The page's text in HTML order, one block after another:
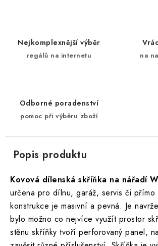
Nejkomplexnější výběr
regálů na internetu na
Odborné poradenství
pomoc při výběru zboží
Popis produktu
Kovová dílenská skříňka na nářadí
určena pro dílnu, garáž, servis či přímo
konstrukce je masivní a pevná. Je
bylo možno co nejvíce využít prostor
stěnu skříňky tvoří perforovaný panel,